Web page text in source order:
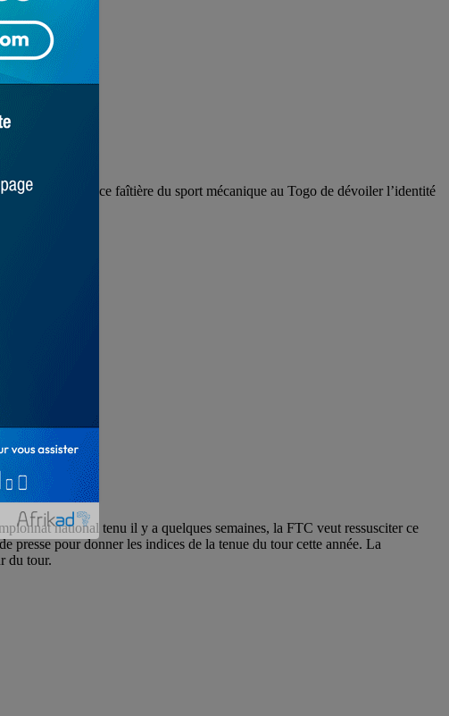
à l’instance faîtière du sport mécanique au Togo de dévoiler l’identité
national tenu il y a quelques semaines, la FTC veut ressusciter ce
presse pour donner les indices de la tenue du tour cette année. La
du tour.